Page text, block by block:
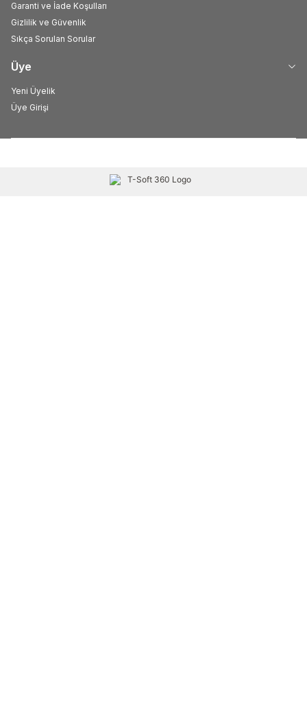
Garanti ve İade Koşulları
Gizlilik ve Güvenlik
Sıkça Sorulan Sorular
Üye
Yeni Üyelik
Üye Girişi